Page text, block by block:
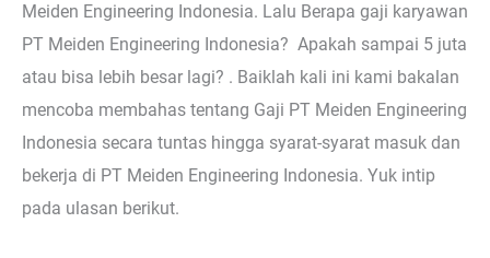
Meiden Engineering Indonesia. Lalu Berapa gaji karyawan
PT Meiden Engineering Indonesia? Apakah sampai 5 juta
atau bisa lebih besar lagi? . Baiklah kali ini kami bakalan
mencoba membahas tentang Gaji PT Meiden Engineering
Indonesia secara tuntas hingga syarat-syarat masuk dan
bekerja di PT Meiden Engineering Indonesia. Yuk intip
pada ulasan berikut.